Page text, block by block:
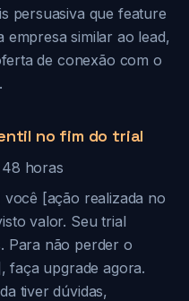
persuasiva que feature
empresa similar ao lead,
de conexão com o
no fim do trial
horas
[ação realizada no
valor. Seu trial
Para não perder o
faça upgrade agora.
tiver dúvidas,